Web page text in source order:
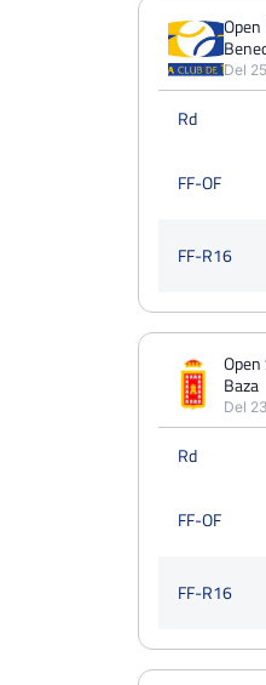
Open
Del
Rd
FF-OF
FF-R16
Baza
Del
Rd
FF-OF
FF-R16